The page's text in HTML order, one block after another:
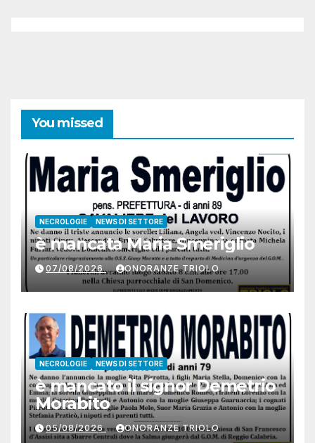
You missed
NECROLOGIE NEWS DI SETTORE
è mancata Maria Smeriglio
07/08/2026 ONORANZE TRIOLO
NECROLOGIE NEWS DI SETTORE
è mancato il signor Demetrio
Morabito
05/08/2026 ONORANZE TRIOLO